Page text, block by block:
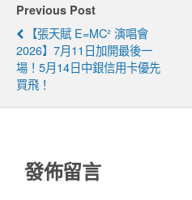
Previous Post
【張天賦 E=MC² 演唱會
2026】7月11日加開最後一
場！5月14日中銀信用卡優先
買飛！
發佈留言